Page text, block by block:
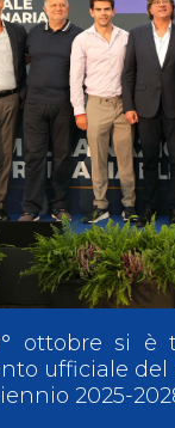
Agonistici
Cerca Contatti
ottobre si
ufficiale
2025-